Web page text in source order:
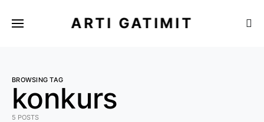
ARTI GATIMIT
BROWSING TAG
konkurs
5 POSTS